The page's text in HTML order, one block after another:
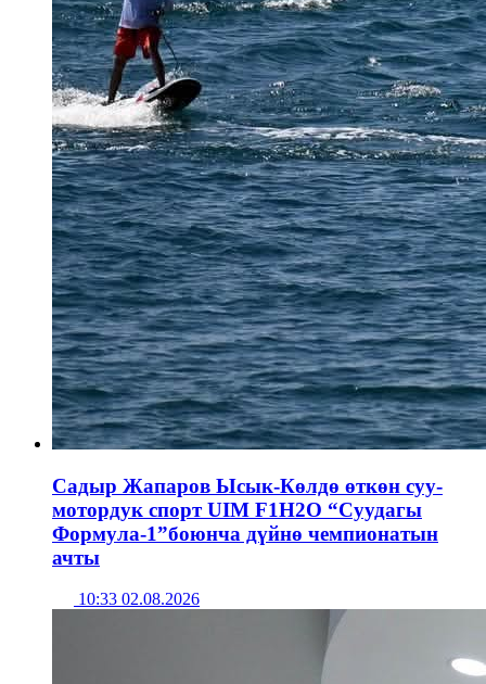
Садыр Жапаров Ысык-Көлдө өткөн суу-
мотордук спорт UIM F1H2O “Суудагы
Формула-1”боюнча дүйнө чемпионатын
ачты
10:33 02.08.2026